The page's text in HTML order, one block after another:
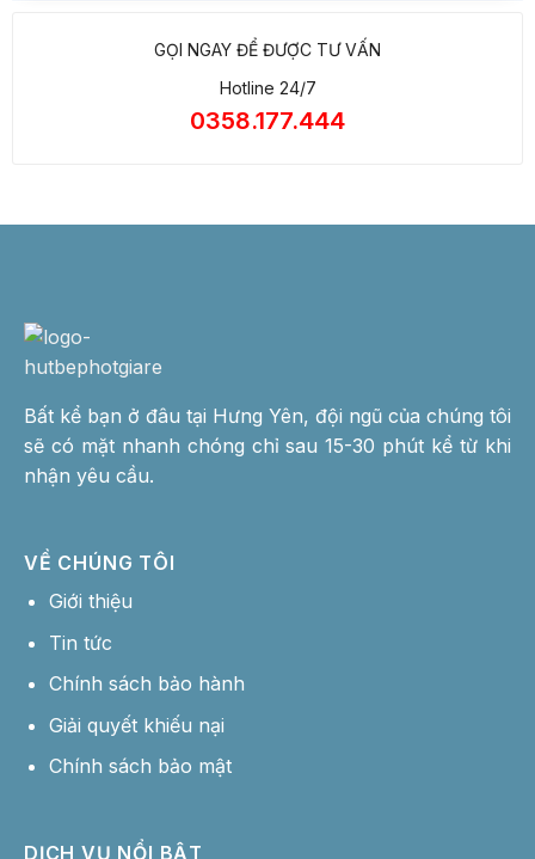
GỌI NGAY ĐỂ ĐƯỢC TƯ VẤN
Hotline 24/7
0358.177.444
Bất kể bạn ở đâu tại Hưng Yên, đội ngũ của chúng tôi
sẽ có mặt nhanh chóng chỉ sau 15-30 phút kể từ khi
nhận yêu cầu.
VỀ CHÚNG TÔI
Giới thiệu
Tin tức
Chính sách bảo hành
Giải quyết khiếu nại
Chính sách bảo mật
DỊCH VỤ NỔI BẬT